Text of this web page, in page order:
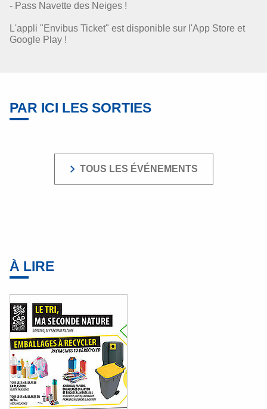
- Pass Navette des Neiges !
L'appli "Envibus Ticket" est disponible sur l'App Store et
Google Play !
PAR ICI LES SORTIES
TOUS LES ÉVÉNEMENTS
À LIRE